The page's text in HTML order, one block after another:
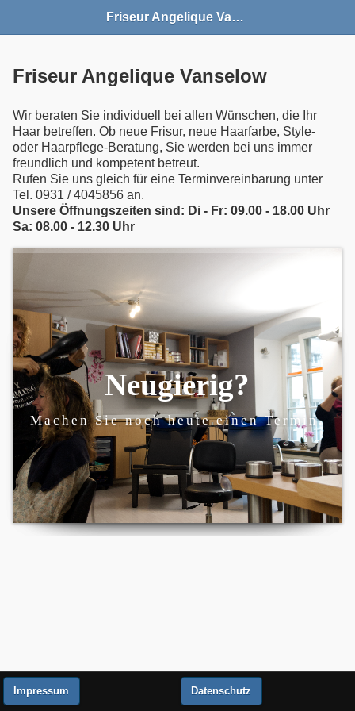
Friseur Angelique Vanselow
Friseur Angelique Vanselow
Wir beraten Sie individuell bei allen Wünschen, die Ihr
Haar betreffen. Ob neue Frisur, neue Haarfarbe, Style-
oder Haarpflege-Beratung, Sie werden bei uns immer
freundlich und kompetent betreut.
Rufen Sie uns gleich für eine Terminvereinbarung unter
Tel. 0931 / 4045856 an.
Unsere Öffnungszeiten sind: Di - Fr: 09.00 - 18.00 Uhr
Sa: 08.00 - 12.30 Uhr
Neugierig?
Machen Sie noch heute einen Termin.
Impressum Datenschutz